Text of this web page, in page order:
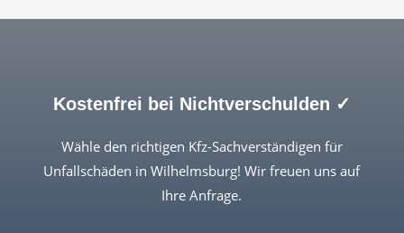
Kostenfrei bei Nichtverschulden ✓
Wähle den richtigen Kfz-Sachverständigen für
Unfallschäden in Wilhelmsburg! Wir freuen uns auf
Ihre Anfrage.